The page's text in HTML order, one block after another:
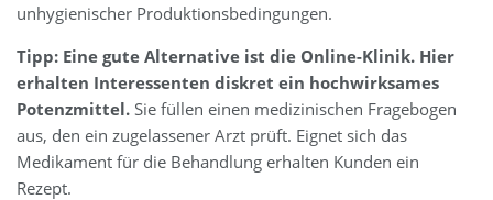
unhygienischer Produktionsbedingungen.
Tipp: Eine gute Alternative ist die Online-Klinik. Hier
erhalten Interessenten diskret ein hochwirksames
Potenzmittel. Sie füllen einen medizinischen Fragebogen
aus, den ein zugelassener Arzt prüft. Eignet sich das
Medikament für die Behandlung erhalten Kunden ein
Rezept.